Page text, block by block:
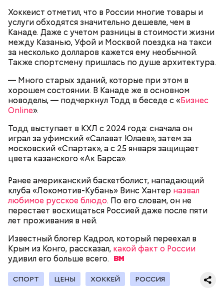
Хоккеист отметил, что в России многие товары и
услуги обходятся значительно дешевле, чем в
Канаде. Даже с учетом разницы в стоимости жизни
между Казанью, Уфой и Москвой поездка на такси
за несколько долларов кажется ему необычной.
Также спортсмену пришлась по душе архитектура.
— Много старых зданий, которые при этом в
хорошем состоянии. В Канаде же в основном
новоделы, — подчеркнул Тодд в беседе с «Бизнес
Online».
Тодд выступает в КХЛ с 2024 года: сначала он
играл за уфимский «Салават Юлаев», затем за
московский «Спартак», а с 25 января защищает
цвета казанского «Ак Барса».
Ранее американский баскетболист, нападающий
клуба «Локомотив-Кубань» Винс Хантер назвал
любимое русское блюдо. По его словам, он не
перестает восхищаться Россией даже после пяти
лет проживания в ней.
Известный блогер Кадрол, который переехал в
Крым из Конго, рассказал, какой факт о России
удивил его больше всего.
СПОРТ ЦЕНЫ ХОККЕЙ РОССИЯ
Международный день бесконечности придумал
американский философ Жан-Пьер Ади Феньо в
1987 году. Так как цифра восемь похожа на знак
бесконечности, то и дата была выбрана «08.08». В
День «Счастье случается»
День малины со сливками отмечается в США в
— Кабачки нужно натереть длинными слайсами
похожими на спагетти, и уложить в противень.
Дальше нужно добавить немного растительного
Противень ставится в духовку, разогретую до 180–
25–30 минут.